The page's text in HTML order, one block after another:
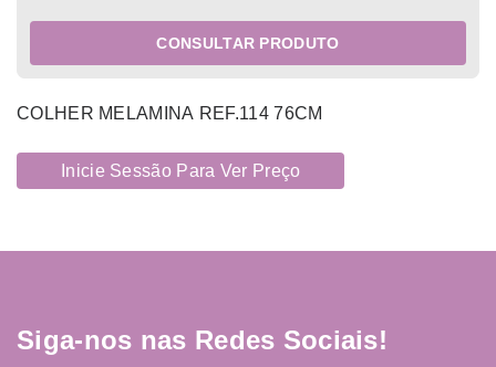
CONSULTAR PRODUTO
COLHER MELAMINA REF.114 76CM
Inicie Sessão Para Ver Preço
Siga-nos nas Redes Sociais!